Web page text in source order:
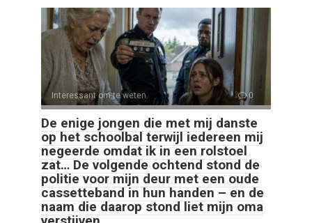
Interessant om te weten 0
De enige jongen die met mij danste
op het schoolbal terwijl iedereen mij
negeerde omdat ik in een rolstoel
zat… De volgende ochtend stond de
politie voor mijn deur met een oude
cassetteband in hun handen – en de
naam die daarop stond liet mijn oma